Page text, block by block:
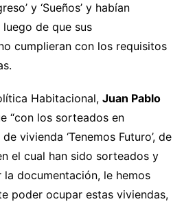
y ‘Sueños’ y habían
de que sus
cumplieran con los requisitos
Habitacional, Juan Pablo
“con los sorteados en
vivienda ‘Tenemos Futuro’, de
el cual han sido sorteados y
documentación, le hemos
poder ocupar estas viviendas,